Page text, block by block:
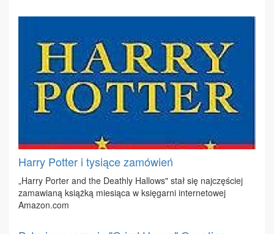
Harry Potter i tysiące zamówień
„Har­ry Por­ter and the De­ath­ly Hal­lows" stał się naj­czę­ściej
za­ma­wia­ną książ­ką mie­sią­ca w księ­gar­ni in­ter­ne­to­wej
Amazon.​com